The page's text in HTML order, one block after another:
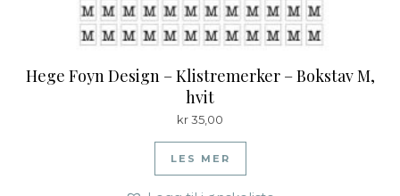
Hege Foyn Design – Klistremerker – Bokstav M,
hvit
kr35,00
LES MER